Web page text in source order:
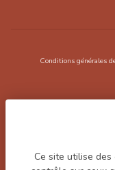
Conditions générales
Ce site utilise